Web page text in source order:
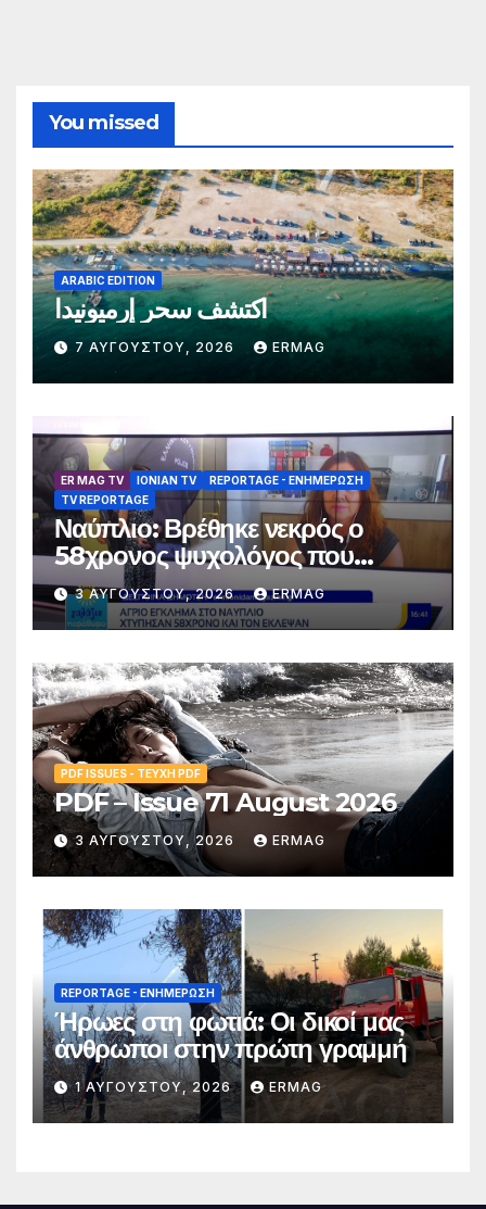
You missed
ARABIC EDITION
اكتشف سحر إرميونيدا
7 ΑΥΓΟΎΣΤΟΥ, 2026 ERMAG
ER MAG TV IONIAN TV
REPORTAGE - EΝΗΜΈΡΩΣΗ
TV REPORTAGE
Ναύπλιο: Βρέθηκε νεκρός ο
58χρονος ψυχολόγος που
αγνοούνταν για αρκετές ημέρες –
Συνελήφθησαν 2 άτομα
3 ΑΥΓΟΎΣΤΟΥ, 2026 ERMAG
PDF ISSUES - ΤΕΎΧΗ PDF
PDF – Issue 71 August 2026
3 ΑΥΓΟΎΣΤΟΥ, 2026 ERMAG
REPORTAGE - EΝΗΜΈΡΩΣΗ
Ήρωες στη φωτιά: Οι δικοί μας
άνθρωποι στην πρώτη γραμμή
1 ΑΥΓΟΎΣΤΟΥ, 2026 ERMAG